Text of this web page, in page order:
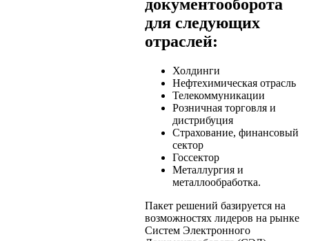
документооборота
для следующих
отраслей:
Холдинги
Нефтехимическая отрасль
Телекоммуникации
Розничная торговля и
дистрибуция
Страхование, финансовый
сектор
Госсектор
Металлургия и
металлообработка.
Пакет решений базируется на
возможностях лидеров на рынке
Систем Электронного